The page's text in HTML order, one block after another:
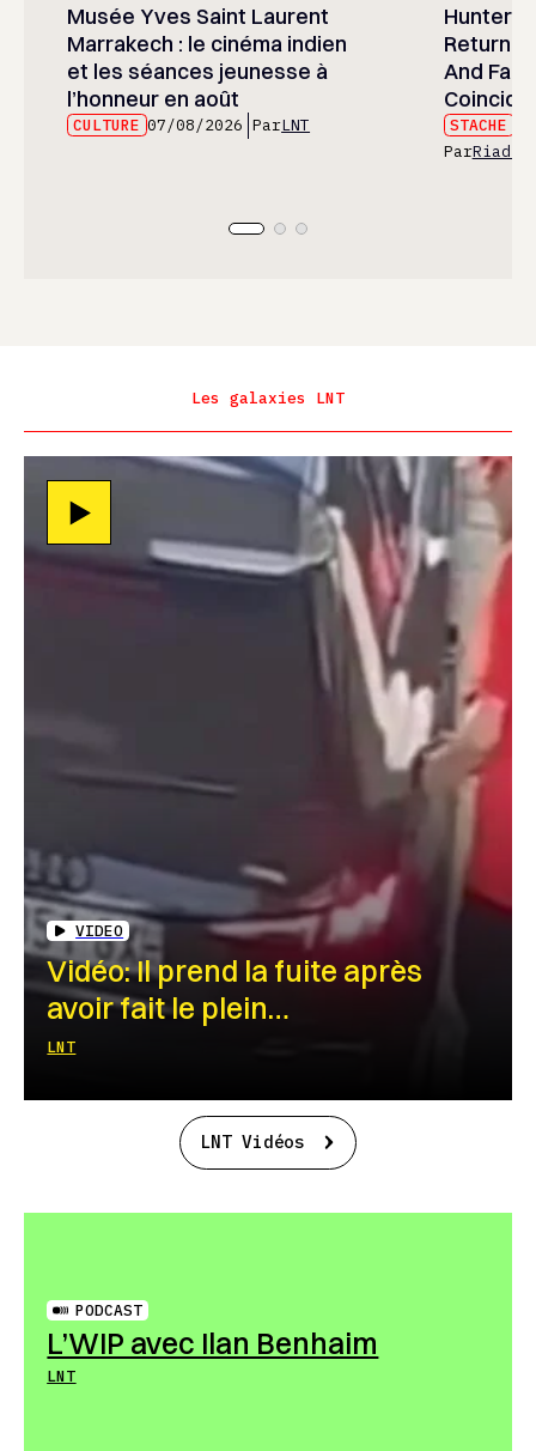
Musée Yves Saint Laurent
Marrakech : le cinéma indien
et les séances jeunesse à
l’honneur en août
CULTURE 07/08/2026 ParLNT
Hunter
And
STACHE
ParRiad
Les galaxies LNT
VIDEO
Vidéo: Il prend la fuite après
avoir fait le plein…
LNT
LNT Vidéos
PODCAST
L’WIP avec Ilan Benhaim
LNT